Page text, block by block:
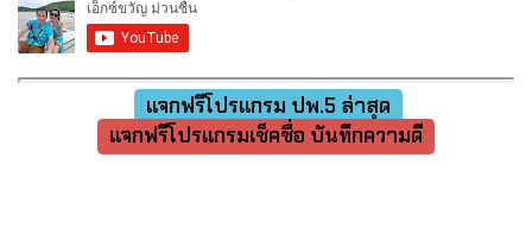
แจกฟรีโปรแกรม ปพ.5 ล่าสุด
แจกฟรีโปรแกรมเช็คชื่อ บันทึกความดี